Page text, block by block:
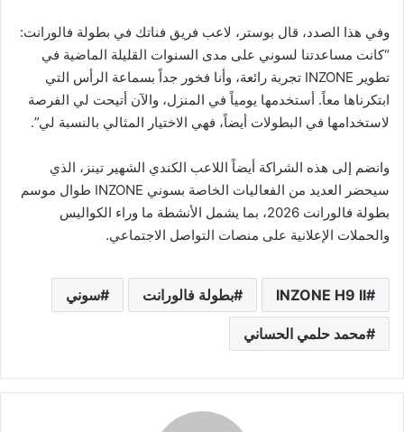
وفي هذا الصدد، قال بوستر، لاعب فريق فناتك في بطولة فالورانت:
“كانت مساعدتنا لسوني على مدى السنوات القليلة الماضية في
تطوير INZONE تجربة رائعة، وأنا فخور جداً بسماعة الرأس التي
ابتكرناها معاً. أستخدمها يومياً في المنزل، والآن أتيحت لي الفرصة
لاستخدامها في البطولات أيضاً، فهي الاختيار المثالي بالنسبة لي”.
وانضم إلى هذه الشراكة أيضاً اللاعب الكندي الشهير تينز، الذي
سيحضر العديد من الفعاليات الخاصة بسوني INZONE طوال موسم
بطولة فالورانت 2026، بما يشمل الأنشطة ما وراء الكواليس
والحملات الإعلانية على منصات التواصل الاجتماعي.
INZONE H9 II بطولة فالورانت سوني
محمد حلمي الحساني